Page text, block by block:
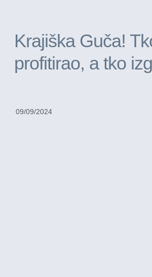
Krajiška Guča!
profitirao, a tko
09/09/2024